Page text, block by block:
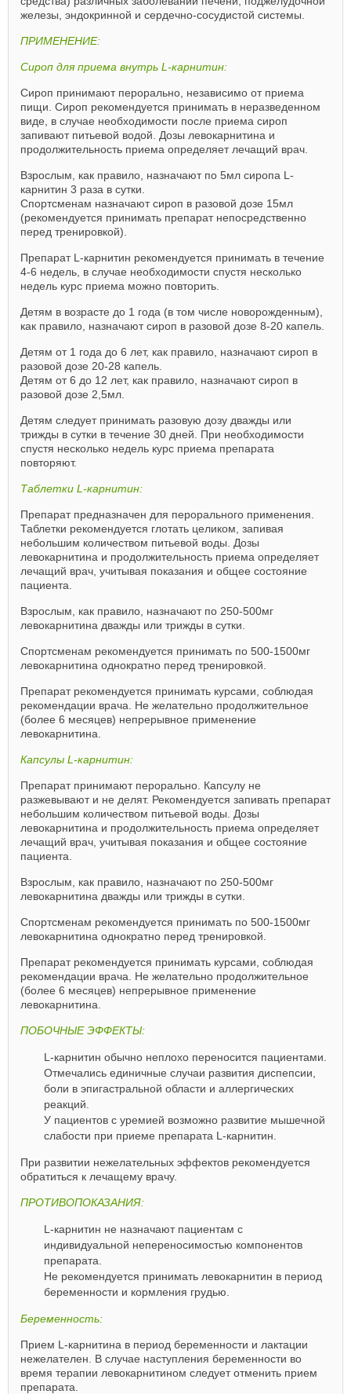
железы, эндокринной и сердечно-сосудистой системы.
ПРИМЕНЕНИЕ:
Сироп для приема внутрь L-карнитин:
Сироп принимают перорально, независимо от приема
пищи. Сироп рекомендуется принимать в неразведенном
виде, в случае необходимости после приема сироп
запивают питьевой водой. Дозы левокарнитина и
продолжительность приема определяет лечащий врач.
Взрослым, как правило, назначают по 5мл сиропа L-
карнитин 3 раза в сутки.
Спортсменам назначают сироп в разовой дозе 15мл
(рекомендуется принимать препарат непосредственно
перед тренировкой).
Препарат L-карнитин рекомендуется принимать в течение
4-6 недель, в случае необходимости спустя несколько
недель курс приема можно повторить.
Детям в возрасте до 1 года (в том числе новорожденным),
как правило, назначают сироп в разовой дозе 8-20 капель.
Детям от 1 года до 6 лет, как правило, назначают сироп в
разовой дозе 20-28 капель.
Детям от 6 до 12 лет, как правило, назначают сироп в
разовой дозе 2,5мл.
Детям следует принимать разовую дозу дважды или
трижды в сутки в течение 30 дней. При необходимости
спустя несколько недель курс приема препарата
повторяют.
Таблетки L-карнитин:
Препарат предназначен для перорального применения.
Таблетки рекомендуется глотать целиком, запивая
небольшим количеством питьевой воды. Дозы
левокарнитина и продолжительность приема определяет
лечащий врач, учитывая показания и общее состояние
пациента.
Взрослым, как правило, назначают по 250-500мг
левокарнитина дважды или трижды в сутки.
Спортсменам рекомендуется принимать по 500-1500мг
левокарнитина однократно перед тренировкой.
Препарат рекомендуется принимать курсами, соблюдая
рекомендации врача. Не желательно продолжительное
(более 6 месяцев) непрерывное применение
левокарнитина.
Капсулы L-карнитин:
Препарат принимают перорально. Капсулу не
разжевывают и не делят. Рекомендуется запивать препарат
небольшим количеством питьевой воды. Дозы
левокарнитина и продолжительность приема определяет
лечащий врач, учитывая показания и общее состояние
пациента.
Взрослым, как правило, назначают по 250-500мг
левокарнитина дважды или трижды в сутки.
Спортсменам рекомендуется принимать по 500-1500мг
левокарнитина однократно перед тренировкой.
Препарат рекомендуется принимать курсами, соблюдая
рекомендации врача. Не желательно продолжительное
(более 6 месяцев) непрерывное применение
левокарнитина.
ПОБОЧНЫЕ ЭФФЕКТЫ:
L-карнитин обычно неплохо переносится пациентами.
Отмечались единичные случаи развития диспепсии,
боли в эпигастральной области и аллергических
реакций.
У пациентов с уремией возможно развитие мышечной
слабости при приеме препарата L-карнитин.
При развитии нежелательных эффектов рекомендуется
обратиться к лечащему врачу.
ПРОТИВОПОКАЗАНИЯ:
L-карнитин не назначают пациентам с
индивидуальной непереносимостью компонентов
препарата.
Не рекомендуется принимать левокарнитин в период
беременности и кормления грудью.
Беременность:
Прием L-карнитина в период беременности и лактации
нежелателен. В случае наступления беременности во
время терапии левокарнитином следует отменить прием
препарата.